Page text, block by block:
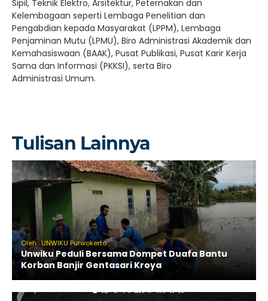
Sipil, Teknik Elektro, Arsitektur, Peternakan dan
Kelembagaan seperti Lembaga Penelitian dan
Pengabdian kepada Masyarakat (LPPM), Lembaga
Penjaminan Mutu (LPMU), Biro Administrasi Akademik dan
Kemahasiswaan (BAAK), Pusat Publikasi, Pusat Karir Kerja
Sama dan Informasi (PKKSI), serta Biro
Administrasi Umum.
Tulisan Lainnya
Oleh : UNWIKU Purwokerto
Unwiku Peduli Bersama Dompet Duafa Bantu
Korban Banjir Gentasari Kroya